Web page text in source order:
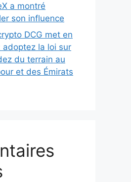
a montré
son influence
DCG met en
adoptez la loi sur
du terrain au
et des Émirats